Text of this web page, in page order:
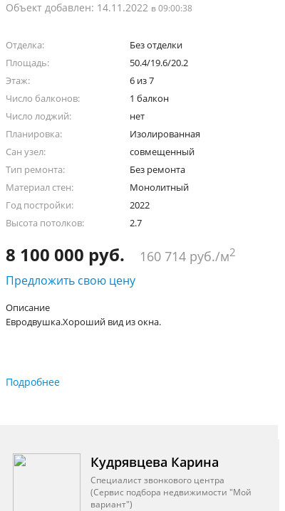
Объект добавлен: 14.11.2022 в 09:00:38
Отделка:
Без отделки
Площадь:
50.4/19.6/20.2
Этаж:
6 из 7
Число балконов:
1 балкон
Число лоджий:
нет
Планировка:
Изолированная
Сан узел:
совмещенный
Тип ремонта:
Без ремонта
Материал стен:
Монолитный
Год постройки:
2022
Высота потолков:
2.7
8 100 000 руб. 160 714 руб./м2
Предложить свою цену
Описание
Евродвушка.Хороший вид из окна.
Подробнее
Кудрявцева Карина
Специалист звонкового центра
(Сервис подбора недвижимости "Мой
вариант")